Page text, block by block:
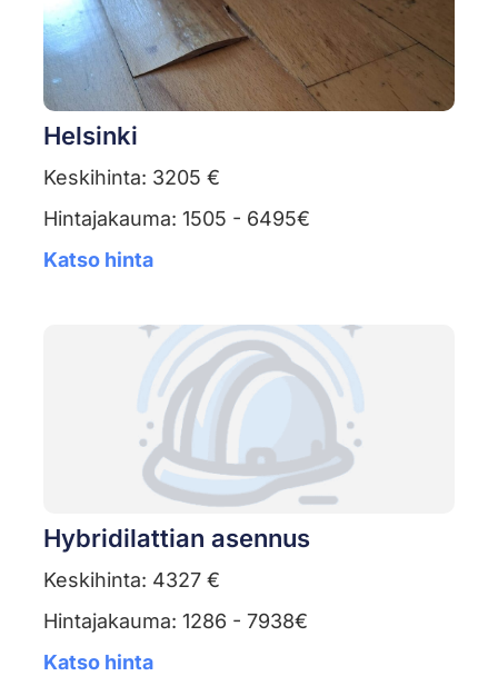
Helsinki
Keskihinta: 3205 €
Hintajakauma: 1505 - 6495€
Katso hinta
Hybridilattian asennus
Keskihinta: 4327 €
Hintajakauma: 1286 - 7938€
Katso hinta